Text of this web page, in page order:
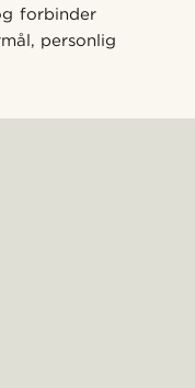
forbinder
personlig